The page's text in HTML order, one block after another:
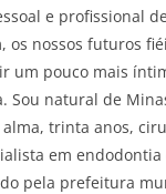
e profissional
os nossos futuros
um pouco mais
Sou natural de
trinta anos,
em
pela prefeitura